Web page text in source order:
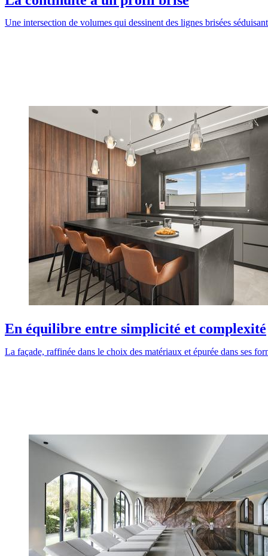
Une intersection de volumes qui dessinent des lignes brisées
En équilibre entre simplicité et complexité
La façade, raffinée dans le choix des matériaux et épurée dans ses